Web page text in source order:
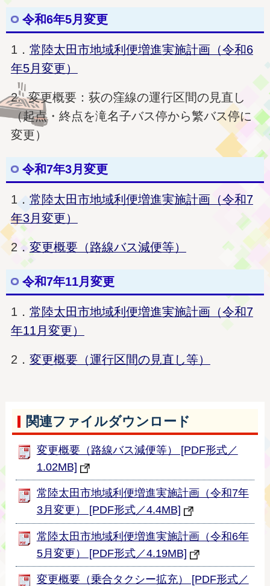
令和6年5月変更
1． 常陸太田市地域利便増進実施計画（令和6
年5月変更）
2. 変更概要：荻の窪線の運行区間の見直し
（起点・終点を滝名子バス停から繁バス停に
変更）
令和7年3月変更
1． 常陸太田市地域利便増進実施計画（令和7
年3月変更）
2．変更概要（路線バス減便等）
令和7年11月変更
1． 常陸太田市地域利便増進実施計画（令和7
年11月変更）
2． 変更概要（運行区間の見直し等）
関連ファイルダウンロード
変更概要（路線バス減便等） [PDF形式／
1.02MB]
常陸太田市地域利便増進実施計画（令和7年
3月変更） [PDF形式／4.4MB]
常陸太田市地域利便増進実施計画（令和6年
5月変更） [PDF形式／4.19MB]
変更概要（乗合タクシー拡充） [PDF形式／